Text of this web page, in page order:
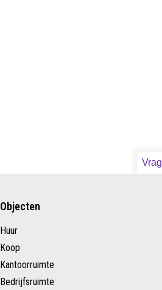
Objecten
Huur
Koop
Kantoorruimte
Bedrijfsruimte